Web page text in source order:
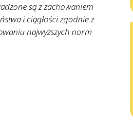
są z zachowaniem
i ciągłości zgodnie z
najwyższych norm